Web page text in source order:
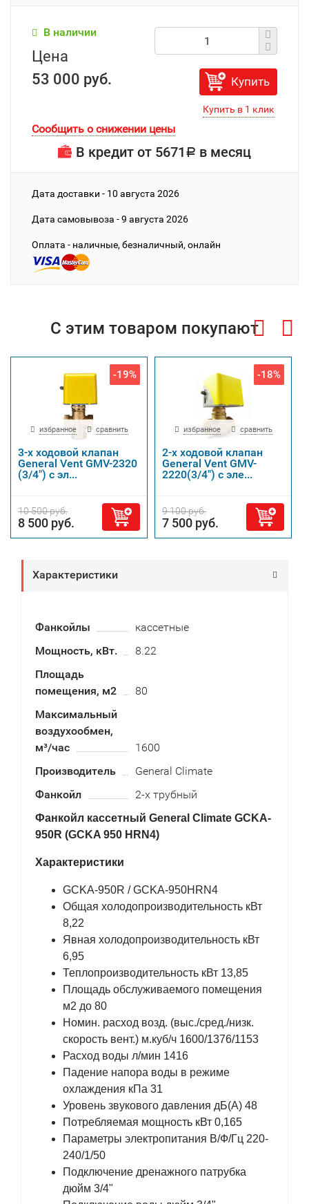
В наличии
Цена
53 000 руб.
Купить
Сообщить о снижении цены
В кредит от 5671 Р в месяц
Дата доставки - 10 августа 2026
Дата cамовывоза - 9 августа 2026
Оплата - наличные, безналичный, онлайн
С этим товаром покупают
-19%
избранное сравнить
3-х ходовой клапан
General Vent GMV-2320
(3/4") с эл...
10 500 руб.
8 500 руб.
-18%
избранное сравнить
2-х ходовой клапан
General Vent GMV-
2220(3/4") с эле...
9 100 руб.
7 500 руб.
Характеристики
Фанкойлы
кассетные
Мощность, кВт.
8.22
Площадь
помещения, м2
80
Максимальный
воздухообмен,
м³/час
1600
Производитель
General Climate
Фанкойл
2-х трубный
Фанкойл кассетный General Climate GCKA-
950R (GCKA 950 HRN4)
Характеристики
GCKA-950R / GCKA-950HRN4
Общая холодопроизводительность кВт
8,22
Явная холодопроизводительность кВт
6,95
Теплопроизводительность кВт 13,85
Площадь обслуживаемого помещения
м2 до 80
Номин. расход возд. (выс./сред./низк.
скорость вент.) м.куб/ч 1600/1376/1153
Расход воды л/мин 1416
Падение напора воды в режиме
охлаждения кПа 31
Уровень звукового давления дБ(А) 48
Потребляемая мощность кВт 0,165
Параметры электропитания В/Ф/Гц 220-
240/1/50
Подключение дренажного патрубка
дюйм 3/4"